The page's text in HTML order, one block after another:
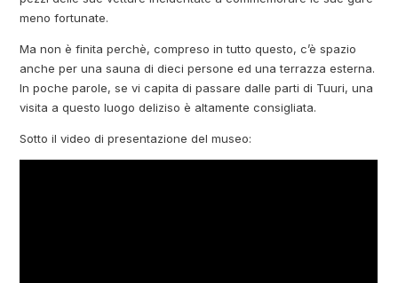
meno fortunate.
Ma non è finita perchè, compreso in tutto questo, c’è spazio
anche per una sauna di dieci persone ed una terrazza esterna.
In poche parole, se vi capita di passare dalle parti di Tuuri, una
visita a questo luogo deliziso è altamente consigliata.
Sotto il video di presentazione del museo: